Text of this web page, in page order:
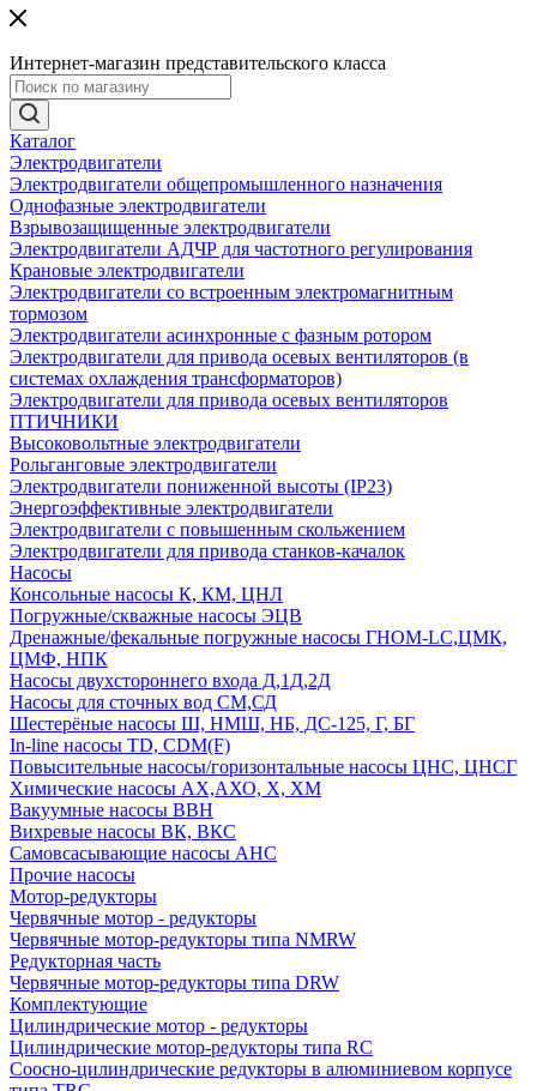
Интернет-магазин представительского класса
Каталог
Электродвигатели
Электродвигатели общепромышленного назначения
Однофазные электродвигатели
Взрывозащищенные электродвигатели
Электродвигатели АДЧР для частотного регулирования
Крановые электродвигатели
Электродвигатели со встроенным электромагнитным
тормозом
Электродвигатели асинхронные с фазным ротором
Электродвигатели для привода осевых вентиляторов (в
системах охлаждения трансформаторов)
Электродвигатели для привода осевых вентиляторов
ПТИЧНИКИ
Высоковольтные электродвигатели
Рольганговые электродвигатели
Электродвигатели пониженной высоты (IP23)
Энергоэффективные электродвигатели
Электродвигатели с повышенным скольжением
Электродвигатели для привода станков-качалок
Насосы
Консольные насосы К, КМ, ЦНЛ
Погружные/скважные насосы ЭЦВ
Дренажные/фекальные погружные насосы ГНОМ-LC,ЦМК,
ЦМФ, НПК
Насосы двухстороннего входа Д,1Д,2Д
Насосы для сточных вод СМ,СД
Шестерёные насосы Ш, НМШ, НБ, ДС-125, Г, БГ
In-line насосы TD, CDM(F)
Повысительные насосы/горизонтальные насосы ЦНС, ЦНСГ
Химические насосы АХ,АХО, Х, ХМ
Вакуумные насосы ВВН
Вихревые насосы ВК, ВКС
Самовсасывающие насосы АНС
Прочие насосы
Мотор-редукторы
Червячные мотор - редукторы
Червячные мотор-редукторы типа NMRW
Редукторная часть
Червячные мотор-редукторы типа DRW
Комплектующие
Цилиндрические мотор - редукторы
Цилиндрические мотор-редукторы типа RC
Соосно-цилиндрические редукторы в алюминиевом корпусе